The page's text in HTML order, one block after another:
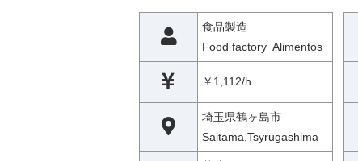
食品製造
Food factory Alimentos
￥1,112/h
埼玉県鶴ヶ島市
Saitama,Tsyrugashima